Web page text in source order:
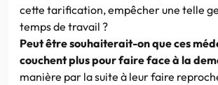
cette tarification, empêcher une telle
temps de travail ?
Peut être souhaiterait-on que ces
couchent plus pour faire face à la
manière par la suite à leur faire